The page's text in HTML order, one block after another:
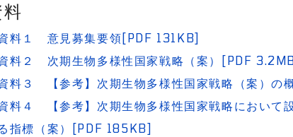
料１ 意見募集要領[PDF 131KB]
料２ 次期生物多様性国家戦略（案）[PDF
料３ 【参考】次期生物多様性国家戦略（案）の
料４ 【参考】次期生物多様性国家戦略において
指標（案）[PDF 185KB]